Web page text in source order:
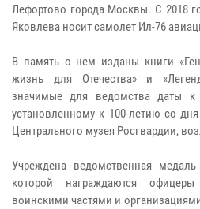
Лефортово города Москвы. С 2018
Яковлева носит самолет Ил-76
В память о нем изданы книги
жизнь для Отечества» и
значимые для ведомства даты к
установленному к 100-летию со
Центрального музея Росгвардии,
Учреждена ведомственная
которой награждаются
воинскими частями и